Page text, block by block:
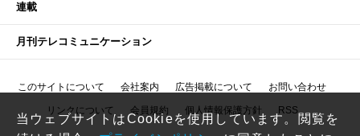
連載
月刊テレコミュニケーション
このサイトについて 会社案内 広告掲載について お問い合わせ
リンクについて 会員規約 個人情報保護方針 RSS
当ウェブサイトはCookieを使用しています。閲覧を